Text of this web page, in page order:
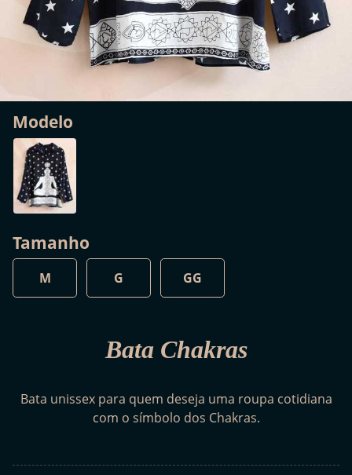
Modelo
Tamanho
M G GG
Bata Chakras
Bata unissex para quem deseja uma roupa cotidiana
com o símbolo dos Chakras.